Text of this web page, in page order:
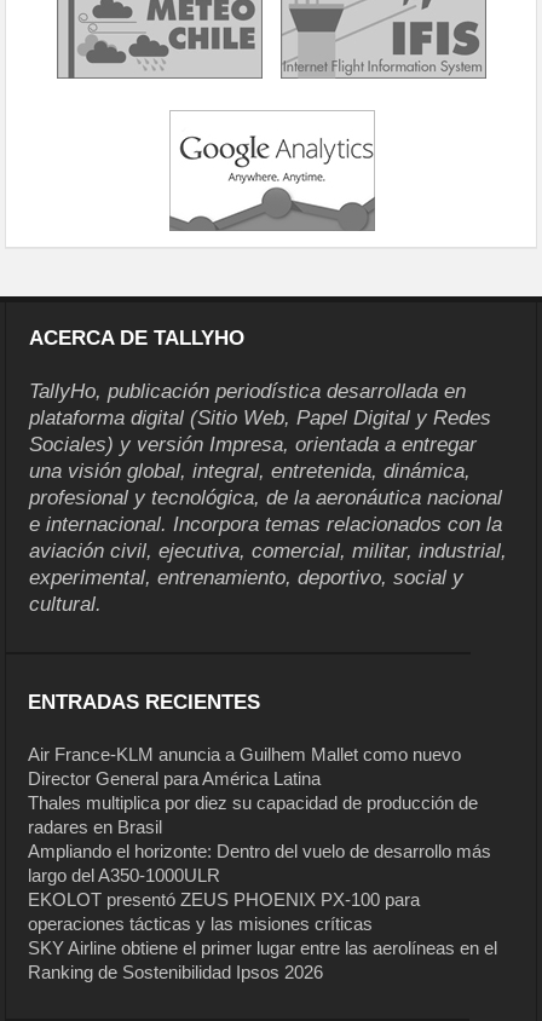
ACERCA DE TALLYHO
TallyHo, publicación periodística desarrollada en
plataforma digital (Sitio Web, Papel Digital y Redes
Sociales) y versión Impresa, orientada a entregar
una visión global, integral, entretenida, dinámica,
profesional y tecnológica, de la aeronáutica nacional
e internacional. Incorpora temas relacionados con la
aviación civil, ejecutiva, comercial, militar, industrial,
experimental, entrenamiento, deportivo, social y
cultural.
ENTRADAS RECIENTES
Air France-KLM anuncia a Guilhem Mallet como nuevo
Director General para América Latina
Thales multiplica por diez su capacidad de producción de
radares en Brasil
Ampliando el horizonte: Dentro del vuelo de desarrollo más
largo del A350-1000ULR
EKOLOT presentó ZEUS PHOENIX PX-100 para
operaciones tácticas y las misiones críticas
SKY Airline obtiene el primer lugar entre las aerolíneas en el
Ranking de Sostenibilidad Ipsos 2026